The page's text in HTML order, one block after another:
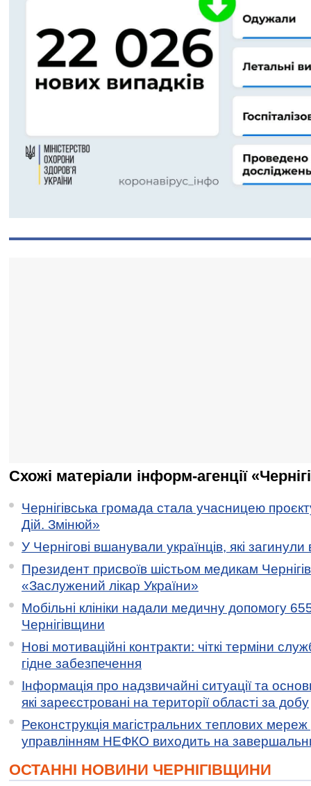
Схожі матеріали інформ-агенції
Чернігівська громада стала учасницею
Дій. Змінюй»
У Чернігові вшанували українців, які загинули
Президент присвоїв шістьом медикам
«Заслужений лікар України»
Мобільні клініки надали медичну допомогу
Чернігівщини
Нові мотиваційні контракти: чіткі терміни
гідне забезпечення
Інформація про надзвичайні ситуації та
які зареєстровані на території області за добу
Реконструкція магістральних теплових мереж
управлінням НЕФКО виходить на
ОСТАННІ НОВИНИ ЧЕРНІГІВЩИНИ